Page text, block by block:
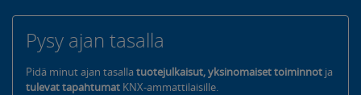
Pysy ajan tasalla
Pidä minut ajan tasalla tuotejulkaisut, yksinomaiset toiminnot ja
tulevat tapahtumat KNX-ammattilaisille.